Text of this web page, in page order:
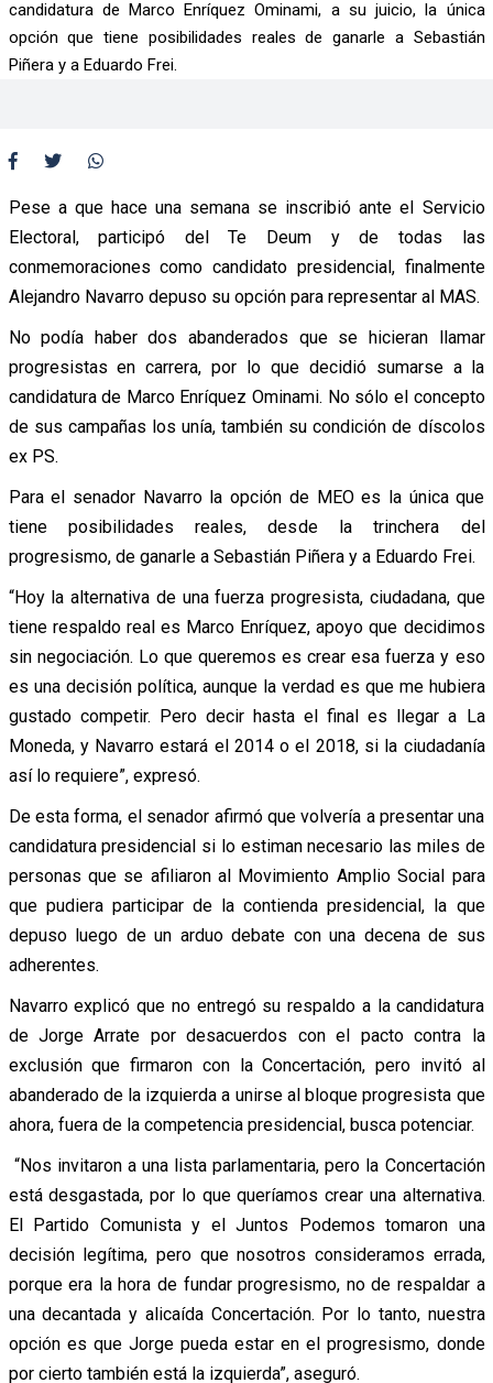
candidatura de Marco Enríquez Ominami, a su juicio, la única
opción que tiene posibilidades reales de ganarle a Sebastián
Piñera y a Eduardo Frei.
Pese a que hace una semana se inscribió ante el Servicio
Electoral, participó del Te Deum y de todas las
conmemoraciones como candidato presidencial, finalmente
Alejandro Navarro depuso su opción para representar al MAS.
No podía haber dos abanderados que se hicieran llamar
progresistas en carrera, por lo que decidió sumarse a la
candidatura de Marco Enríquez Ominami. No sólo el concepto
de sus campañas los unía, también su condición de díscolos
ex PS.
Para el senador Navarro la opción de MEO es la única que
tiene posibilidades reales, desde la trinchera del
progresismo, de ganarle a Sebastián Piñera y a Eduardo Frei.
“Hoy la alternativa de una fuerza progresista, ciudadana, que
tiene respaldo real es Marco Enríquez, apoyo que decidimos
sin negociación. Lo que queremos es crear esa fuerza y eso
es una decisión política, aunque la verdad es que me hubiera
gustado competir. Pero decir hasta el final es llegar a La
Moneda, y Navarro estará el 2014 o el 2018, si la ciudadanía
así lo requiere”, expresó.
De esta forma, el senador afirmó que volvería a presentar una
candidatura presidencial si lo estiman necesario las miles de
personas que se afiliaron al Movimiento Amplio Social para
que pudiera participar de la contienda presidencial, la que
depuso luego de un arduo debate con una decena de sus
adherentes.
Navarro explicó que no entregó su respaldo a la candidatura
de Jorge Arrate por desacuerdos con el pacto contra la
exclusión que firmaron con la Concertación, pero invitó al
abanderado de la izquierda a unirse al bloque progresista que
ahora, fuera de la competencia presidencial, busca potenciar.
“Nos invitaron a una lista parlamentaria, pero la Concertación
está desgastada, por lo que queríamos crear una alternativa.
El Partido Comunista y el Juntos Podemos tomaron una
decisión legítima, pero que nosotros consideramos errada,
porque era la hora de fundar progresismo, no de respaldar a
una decantada y alicaída Concertación. Por lo tanto, nuestra
opción es que Jorge pueda estar en el progresismo, donde
por cierto también está la izquierda”, aseguró.